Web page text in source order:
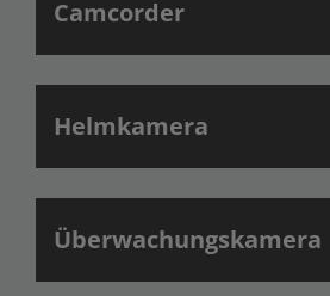
Camcorder
Helmkamera
Überwachungskamera